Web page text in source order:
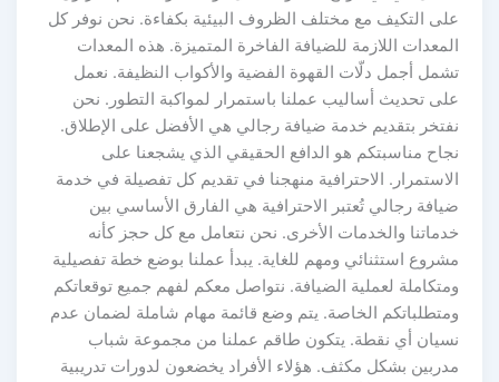
على التكيف مع مختلف الظروف البيئية بكفاءة. نحن نوفر كل
المعدات اللازمة للضيافة الفاخرة المتميزة. هذه المعدات
تشمل أجمل دلّات القهوة الفضية والأكواب النظيفة. نعمل
على تحديث أساليب عملنا باستمرار لمواكبة التطور. نحن
نفتخر بتقديم خدمة ضيافة رجالي هي الأفضل على الإطلاق.
نجاح مناسبتكم هو الدافع الحقيقي الذي يشجعنا على
الاستمرار. الاحترافية منهجنا في تقديم كل تفصيلة في خدمة
ضيافة رجالي تُعتبر الاحترافية هي الفارق الأساسي بين
خدماتنا والخدمات الأخرى. نحن نتعامل مع كل حجز كأنه
مشروع استثنائي ومهم للغاية. يبدأ عملنا بوضع خطة تفصيلية
ومتكاملة لعملية الضيافة. نتواصل معكم لفهم جميع توقعاتكم
ومتطلباتكم الخاصة. يتم وضع قائمة مهام شاملة لضمان عدم
نسيان أي نقطة. يتكون طاقم عملنا من مجموعة شباب
مدربين بشكل مكثف. هؤلاء الأفراد يخضعون لدورات تدريبية